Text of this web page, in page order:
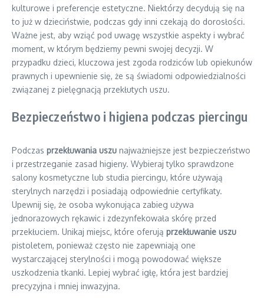
kulturowe i preferencje estetyczne. Niektórzy decydują się na
to już w dzieciństwie, podczas gdy inni czekają do dorosłości.
Ważne jest, aby wziąć pod uwagę wszystkie aspekty i wybrać
moment, w którym będziemy pewni swojej decyzji. W
przypadku dzieci, kluczowa jest zgoda rodziców lub opiekunów
prawnych i upewnienie się, że są świadomi odpowiedzialności
związanej z pielęgnacją przekłutych uszu.
Bezpieczeństwo i higiena podczas piercingu
Podczas przekłuwania uszu najważniejsze jest bezpieczeństwo
i przestrzeganie zasad higieny. Wybieraj tylko sprawdzone
salony kosmetyczne lub studia piercingu, które używają
sterylnych narzędzi i posiadają odpowiednie certyfikaty.
Upewnij się, że osoba wykonująca zabieg używa
jednorazowych rękawic i zdezynfekowała skórę przed
przekłuciem. Unikaj miejsc, które oferują przekłuwanie uszu
pistoletem, ponieważ często nie zapewniają one
wystarczającej sterylności i mogą powodować większe
uszkodzenia tkanki. Lepiej wybrać igłę, która jest bardziej
precyzyjna i mniej inwazyjna.